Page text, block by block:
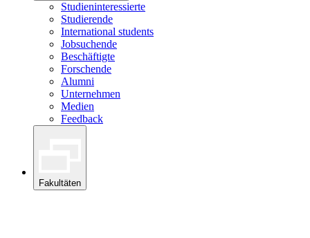
Studieninteressierte
Studierende
International students
Jobsuchende
Beschäftigte
Forschende
Alumni
Unternehmen
Medien
Feedback
Fakultäten